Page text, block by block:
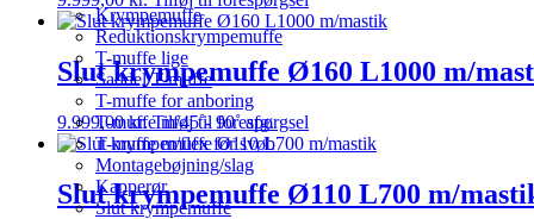
Krympemuffe
Reduktionskrympemuffe
T-muffe lige
Saddel T-muffe
T-muffe for anboring
T-muffe m/45˚- 90˚ afg.
T-muffe m/flex for svøb
Montagebøjning/slag
Kapperør
Slut krympemuffe
Slut krympemuffe Ø160 L1000 m/
9.999,00kr. Tilføj til forespørgsel
Slut krympemuffe Ø110 L700 m/